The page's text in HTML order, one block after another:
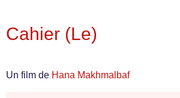
Cahier (Le)
Un film de Hana Makhmalbaf